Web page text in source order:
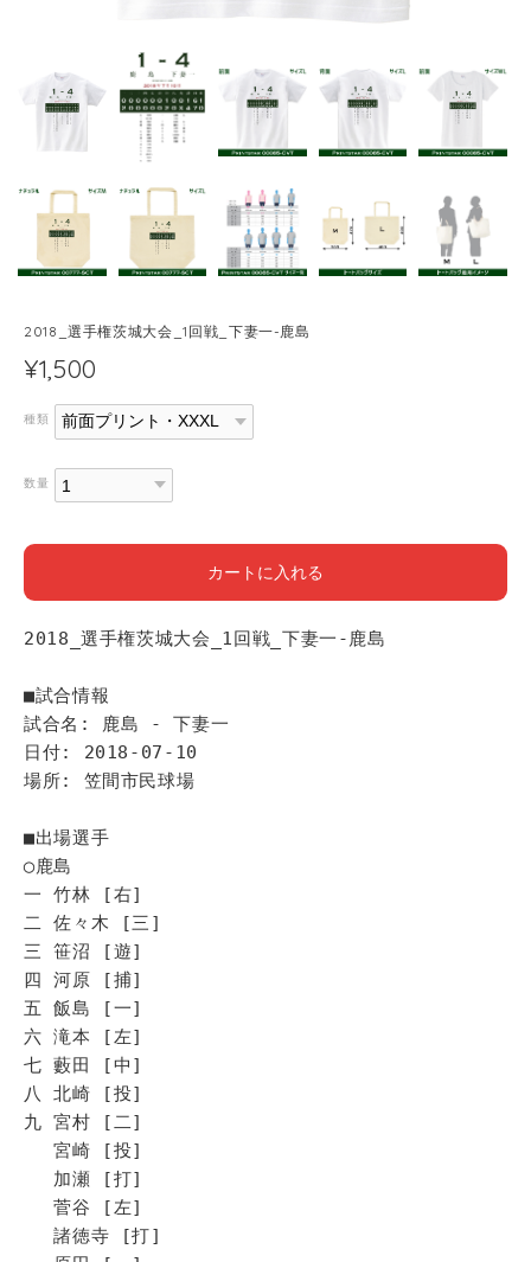
2018_選手権茨城大会_1回戦_下妻一-鹿島
¥1,500
種類
数量
カートに入れる
2018_選手権茨城大会_1回戦_下妻一-鹿島
■試合情報
試合名: 鹿島 - 下妻一
日付: 2018-07-10
場所: 笠間市民球場
■出場選手
◯鹿島
一 竹林 [右]
二 佐々木 [三]
三 笹沼 [遊]
四 河原 [捕]
五 飯島 [一]
六 滝本 [左]
七 藪田 [中]
八 北崎 [投]
九 宮村 [二]
宮崎 [投]
加瀬 [打]
菅谷 [左]
諸徳寺 [打]